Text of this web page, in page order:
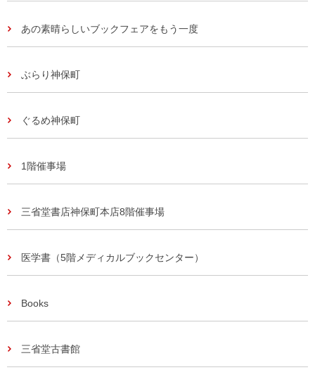
あの素晴らしいブックフェアをもう一度
ぶらり神保町
ぐるめ神保町
1階催事場
三省堂書店神保町本店8階催事場
医学書（5階メディカルブックセンター）
Books
三省堂古書館